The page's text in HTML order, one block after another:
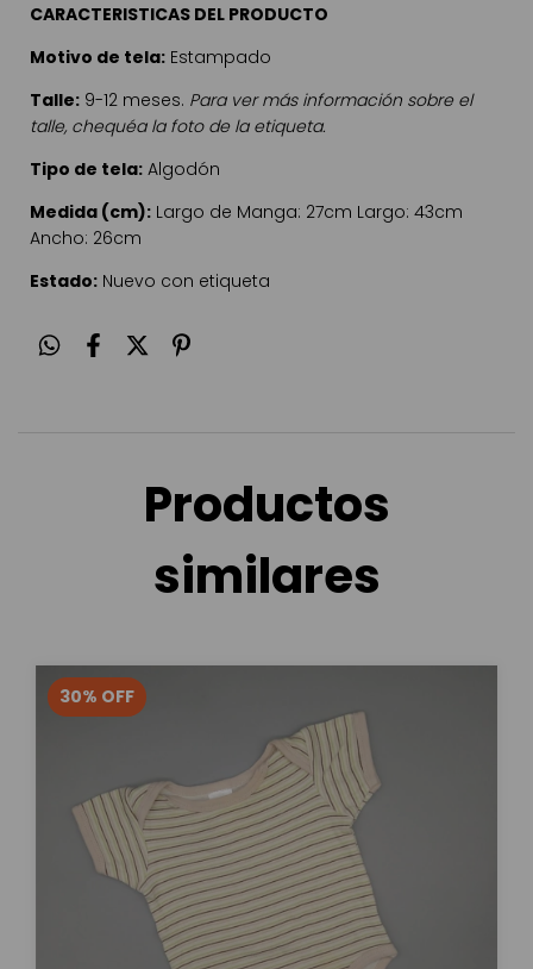
CARACTERISTICAS DEL PRODUCTO
Motivo de tela: Estampado
Talle: 9-12 meses. Para ver más información sobre el
talle, chequéa la foto de la etiqueta.
Tipo de tela: Algodón
Medida (cm): Largo de Manga: 27cm Largo: 43cm
Ancho: 26cm
Estado: Nuevo con etiqueta
Productos
similares
30% OFF